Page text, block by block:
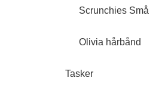
Scrunchies Små
Olivia hårbånd
Tasker